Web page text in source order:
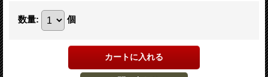
数量: 個